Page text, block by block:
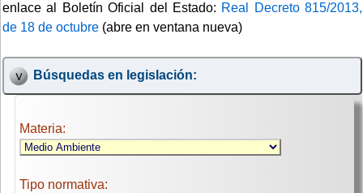
enlace al Boletín Oficial del Estado: Real Decreto 815/2013,
de 18 de octubre (abre en ventana nueva)
Búsquedas en legislación:
Materia:
Tipo normativa: